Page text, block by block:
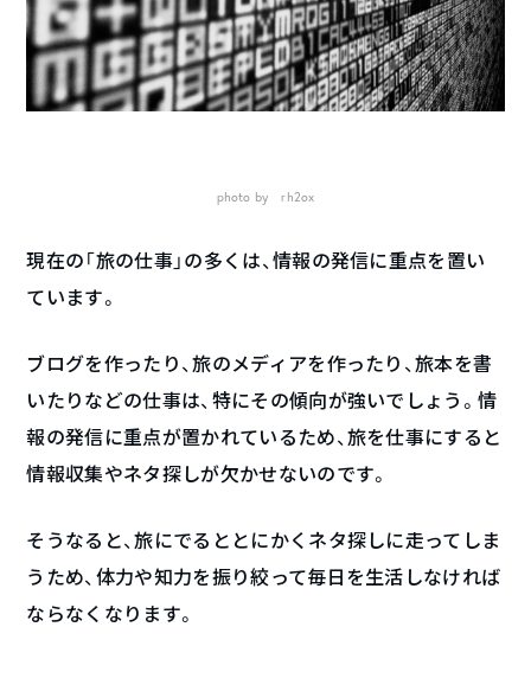
photo by rh2ox
現在の「旅の仕事」の多くは、情報の発信に重点を置い
ています。
ブログを作ったり、旅のメディアを作ったり、旅本を書
いたりなどの仕事は、特にその傾向が強いでしょう。情
報の発信に重点が置かれているため、旅を仕事にすると
情報収集やネタ探しが欠かせないのです。
そうなると、旅にでるととにかくネタ探しに走ってしま
うため、体力や知力を振り絞って毎日を生活しなければ
ならなくなります。